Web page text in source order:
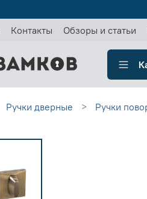
Контакты Обзоры и статьи
Ручки дверные Ручки